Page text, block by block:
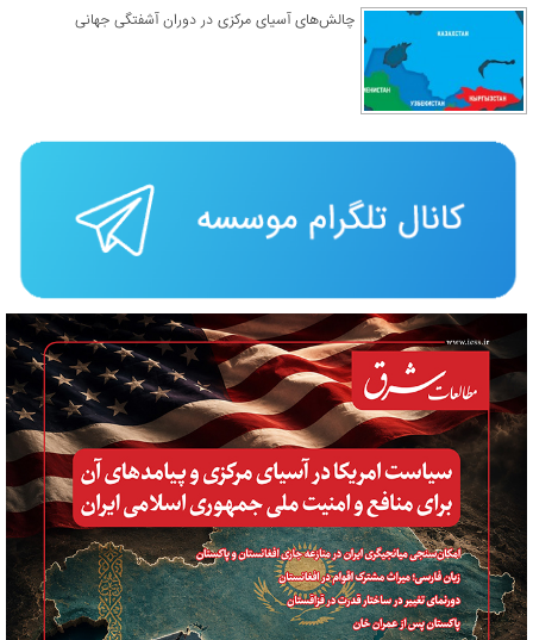
چالش‌های آسیای مرکزی در دوران آشفتگی جهانی